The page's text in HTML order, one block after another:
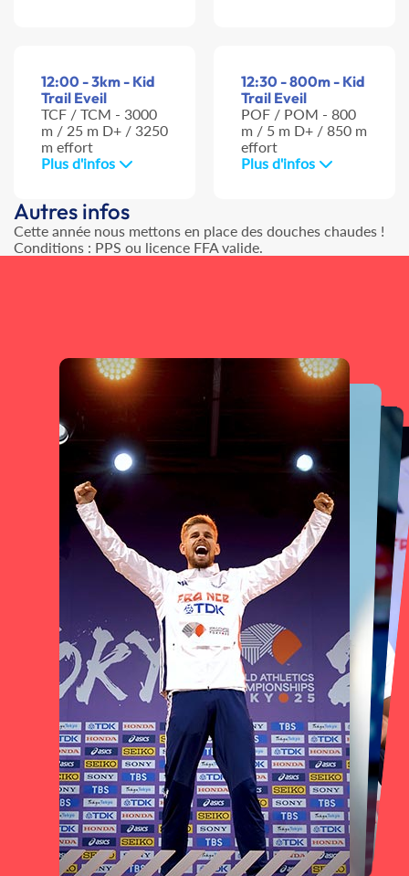
12:00 - 3km - Kid
Trail Eveil
TCF / TCM - 3000
m / 25 m D+ / 3250
m effort
Plus d'infos
12:30 - 800m - Kid
Trail Eveil
POF / POM - 800
m / 5 m D+ / 850 m
effort
Plus d'infos
Autres infos
Cette année nous mettons en place des douches chaudes !
Conditions : PPS ou licence FFA valide.